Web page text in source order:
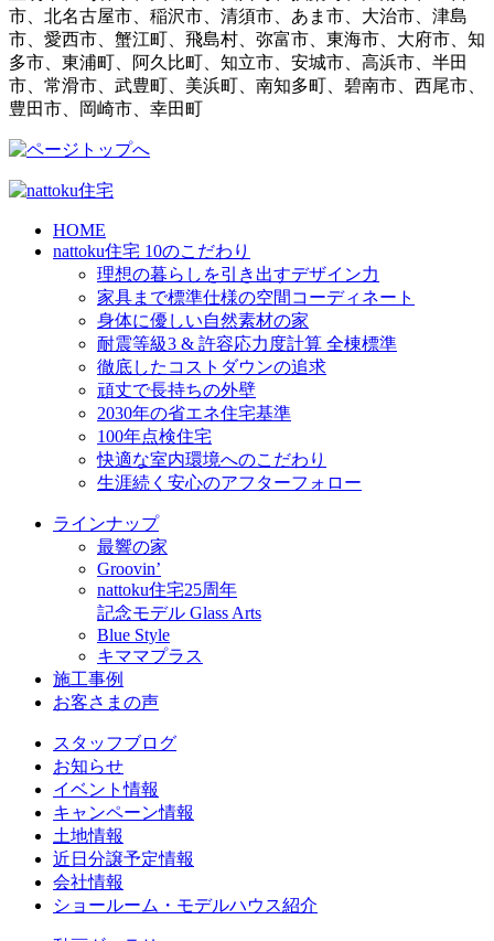
市、北名古屋市、稲沢市、清須市、あま市、大治市、津島
市、愛西市、蟹江町、飛島村、弥富市、東海市、大府市、知
多市、東浦町、阿久比町、知立市、安城市、高浜市、半田
市、常滑市、武豊町、美浜町、南知多町、碧南市、西尾市、
豊田市、岡崎市、幸田町
HOME
nattoku住宅 10のこだわり
理想の暮らしを引き出すデザイン力
家具まで標準仕様の空間コーディネート
身体に優しい自然素材の家
耐震等級3 & 許容応力度計算 全棟標準
徹底したコストダウンの追求
頑丈で長持ちの外壁
2030年の省エネ住宅基準
100年点検住宅
快適な室内環境へのこだわり
生涯続く安心のアフターフォロー
ラインナップ
最響の家
Groovin’
nattoku住宅25周年
記念モデル Glass Arts
Blue Style
キママプラス
施工事例
お客さまの声
スタッフブログ
お知らせ
イベント情報
キャンペーン情報
土地情報
近日分譲予定情報
会社情報
ショールーム・モデルハウス紹介